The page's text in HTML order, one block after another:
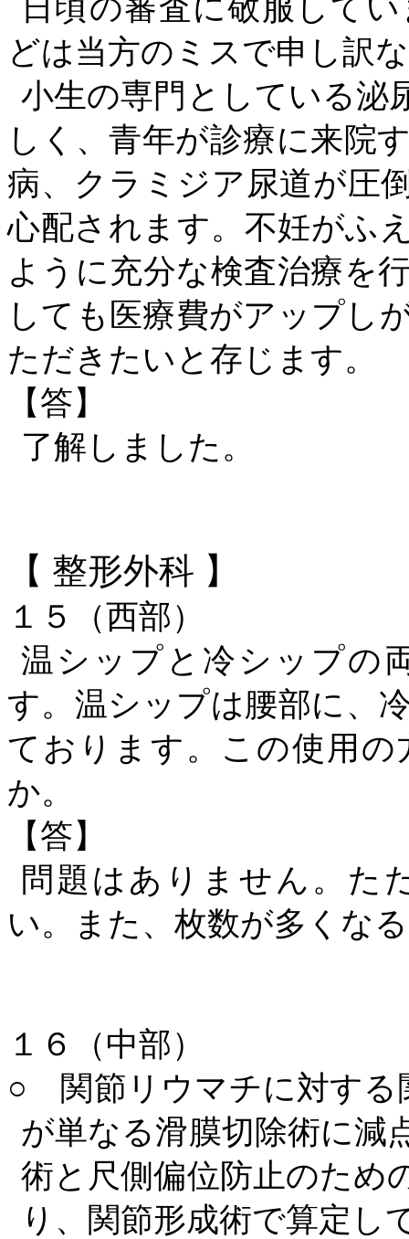
日頃の審査に敬服して
どは当方のミスで申し訳
小生の専門としている泌
しく、青年が診療に来院
病、クラミジア尿道が圧
心配されます。不妊がふ
ように充分な検査治療を
しても医療費がアップし
ただきたいと存じます。
【答】
了解しました。
【 整形外科 】
１５（西部）
温シップと冷シップの
す。温シップは腰部に、
ております。この使用
か。
【答】
問題はありません。た
い。また、枚数が多くな
１６（中部）
○ 関節リウマチに対する
が単なる滑膜切除術に減
術と尺側偏位防止のため
り、関節形成術で算定し